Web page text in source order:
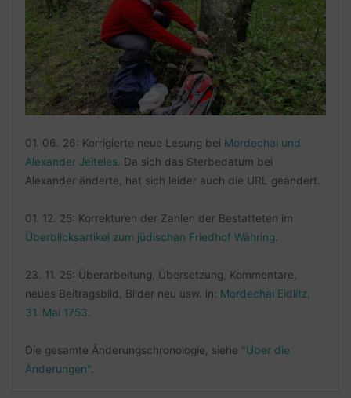
01. 06. 26: Korrigierte neue Lesung bei Mordechai und
Alexander Jeiteles. Da sich das Sterbedatum bei
Alexander änderte, hat sich leider auch die URL geändert.
01. 12. 25: Korrekturen der Zahlen der Bestatteten im
Überblicksartikel zum jüdischen Friedhof Währing.
23. 11. 25: Überarbeitung, Übersetzung, Kommentare,
neues Beitragsbild, Bilder neu usw. in: Mordechai Eidlitz,
31. Mai 1753.
Die gesamte Änderungschronologie, siehe "Über die
Änderungen".